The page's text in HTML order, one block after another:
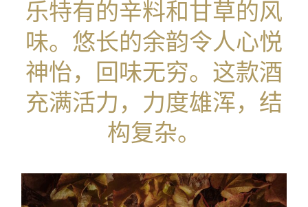
乐特有的辛料和甘草的风
味。悠长的余韵令人心悦
神怡，回味无穷。这款酒
充满活力，力度雄浑，结
构复杂。